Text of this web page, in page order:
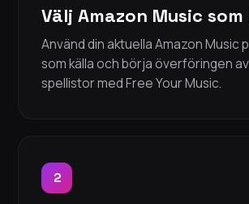
Välj Amazon Music
Använd din aktuella Amazon Music
som källa och börja överföringen
spellistor med Free Your Music.
2